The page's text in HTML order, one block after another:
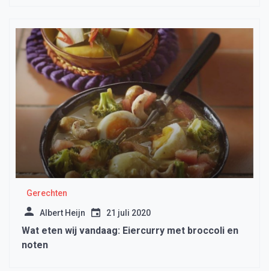
Gerechten
Albert Heijn 21 juli 2020
Wat eten wij vandaag: Eiercurry met broccoli en
noten